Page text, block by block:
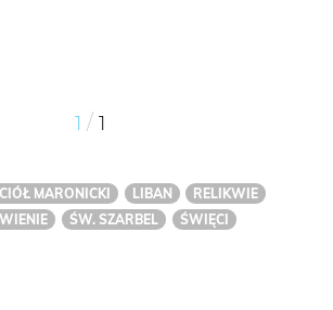
1 / 1
MARONICKI LIBAN
RELIKWIE
ŚW. SZARBEL ŚWIĘCI